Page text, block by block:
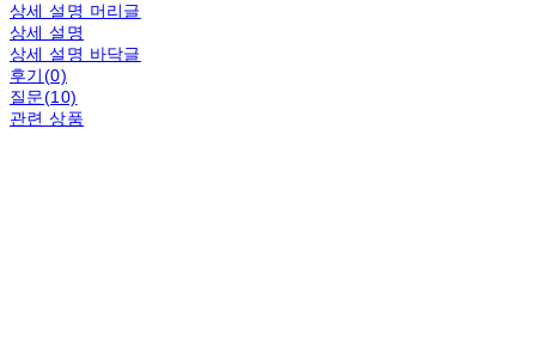
상세 설명 머리글
상세 설명
상세 설명 바닥글
후기(0)
질문(10)
관련 상품